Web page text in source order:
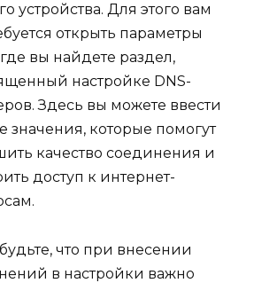
устройства. Для этого вам
открыть параметры
вы найдете раздел,
настройке DNS-
Здесь вы можете ввести
значения, которые помогут
качество соединения и
доступ к интернет-
что при внесении
в настройки важно